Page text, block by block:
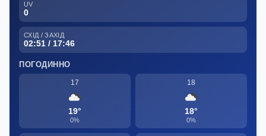
UV
0
СХІД / ЗАХІД
02:51 / 17:46
ПОГОДИННО
17
19°
0%
18
18°
0%